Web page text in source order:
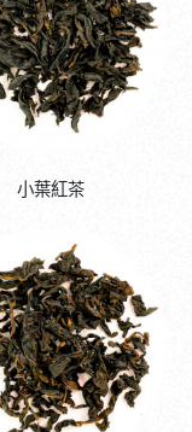
小葉紅茶